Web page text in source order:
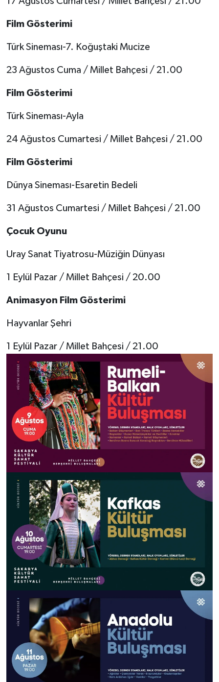
Film Gösterimi
Türk Sineması-7. Koğuştaki Mucize
23 Ağustos Cuma / Millet Bahçesi / 21.00
Film Gösterimi
Türk Sineması-Ayla
24 Ağustos Cumartesi / Millet Bahçesi / 21.00
Film Gösterimi
Dünya Sineması-Esaretin Bedeli
31 Ağustos Cumartesi / Millet Bahçesi / 21.00
Çocuk Oyunu
Uray Sanat Tiyatrosu-Müziğin Dünyası
1 Eylül Pazar / Millet Bahçesi / 20.00
Animasyon Film Gösterimi
Hayvanlar Şehri
1 Eylül Pazar / Millet Bahçesi / 21.00